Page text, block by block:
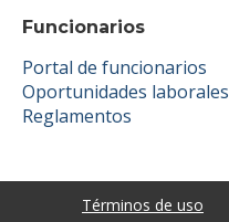
Funcionarios
Portal de funcionarios
Oportunidades laborales
Reglamentos
Términos de uso